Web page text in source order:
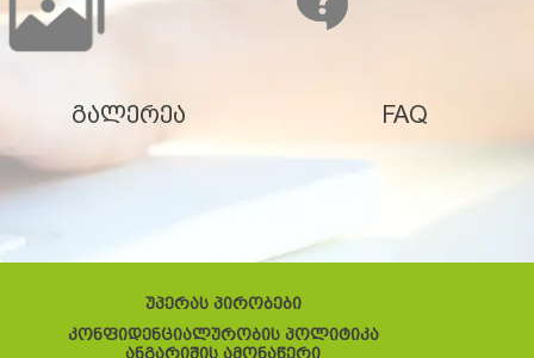
გალერეა FAQ
უპერას პირობები
კონფიდენციალურობის პოლიტიკა
ანგარიშის ამონაწერი